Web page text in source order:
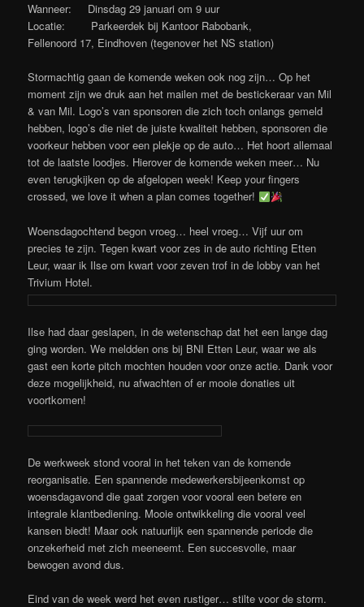
Wanneer: Dinsdag 29 januari om 9 uur
Locatie: Parkeerdek bij Kantoor Rabobank,
Fellenoord 17, Eindhoven (tegenover het NS station)
Stormachtig gaan de komende weken ook nog zijn… Op het
moment zijn we druk aan het mailen met de bestickeraar van Mil
& van Mil. Logo’s van sponsoren die zich toch onlangs gemeld
hebben, logo’s die niet de juiste kwaliteit hebben, sponsoren die
voorkeur hebben voor een plekje op de auto… Het hoort allemaal
tot de laatste loodjes. Hierover de komende weken meer… Nu
even terugkijken op de afgelopen week! Keep your fingers
crossed, we love it when a plan comes together!
Woensdagochtend begon vroeg… heel vroeg… Vijf uur om
precies te zijn. Tegen kwart voor zes in de auto richting Etten
Leur, waar ik Ilse om kwart voor zeven trof in de lobby van het
Trivium Hotel.
Ilse had daar geslapen, in de wetenschap dat het een lange dag
ging worden. We meldden ons bij BNI Etten Leur, waar we als
gast een korte pitch mochten houden voor onze actie. Dank voor
deze mogelijkheid, nu afwachten of er mooie donaties uit
voortkomen!
De werkweek stond vooral in het teken van de komende
reorganisatie. Een spannende medewerkersbijeenkomst op
woensdagavond die gaat zorgen voor vooral een betere en
integrale klantbediening. Mooie ontwikkeling die vooral veel
kansen biedt! Maar ook natuurlijk een spannende periode die
onzekerheid met zich meeneemt. Een succesvolle, maar
bewogen avond dus.
Eind van de week werd het even rustiger… stilte voor de storm.